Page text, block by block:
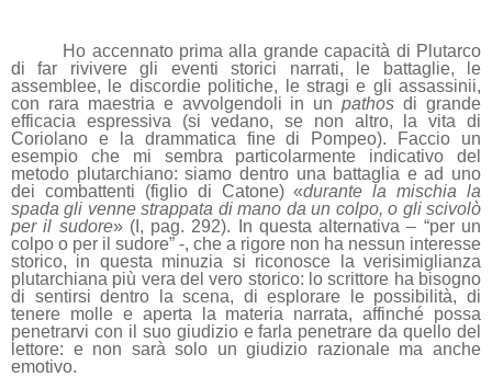
Ho accennato prima alla grande capacità di Plutarco
di far rivivere gli eventi storici narrati, le battaglie, le
assemblee, le discordie politiche, le stragi e gli assassinii,
con rara maestria e avvolgendoli in unpathos di grande
efficacia espressiva (si vedano, se non altro, la vita di
Coriolano e la drammatica fine di Pompeo). Faccio un
esempio che mi sembra particolarmente indicativo del
metodo plutarchiano: siamo dentro una battaglia e ad uno
dei combattenti (figlio di Catone) «durante la mischia la
spada gli venne strappata di mano da un colpo, o gli scivolò
per il sudore» (I, pag. 292). In questa alternativa – “per un
colpo o per il sudore” -, che a rigore non ha nessun interesse
storico, in questa minuzia si riconosce la verisimiglianza
plutarchiana più vera del vero storico: lo scrittore ha bisogno
di sentirsi dentro la scena, di esplorare le possibilità, di
tenere molle e aperta la materia narrata, affinché possa
penetrarvi con il suo giudizio e farla penetrare da quello del
lettore: e non sarà solo un giudizio razionale ma anche
emotivo.